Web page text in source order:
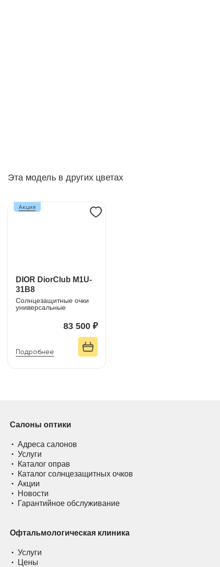
Эта модель в других цветах
DIOR DiorClub M1U-
31B8
Солнцезащитные очки
универсальные
83 500 ₽
Подробнее
Акция
Салоны оптики
Адреса салонов
Услуги
Каталог оправ
Каталог солнцезащитных очков
Акции
Новости
Гарантийное обслуживание
Офтальмологическая клиника
Услуги
Цены